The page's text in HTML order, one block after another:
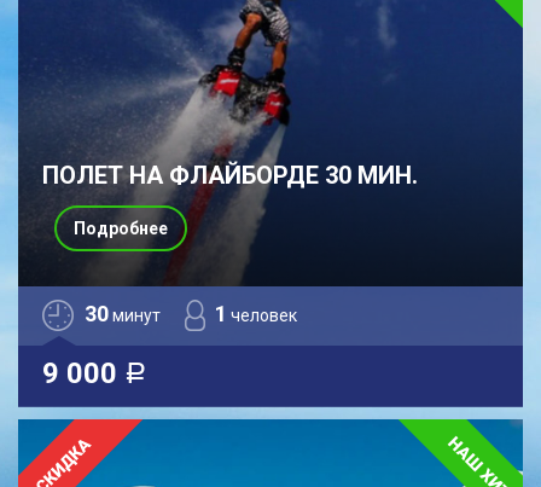
ПОЛЕТ НА ФЛАЙБОРДЕ 30 МИН.
30минут 1 человек
9 000 a
Подробнее